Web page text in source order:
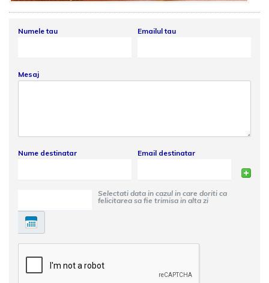
Numele tau Emailul tau
Mesaj
Nume destinatar Email destinatar
Selectati data in cazul in care doriti ca
felicitarea sa fie trimisa in alta zi